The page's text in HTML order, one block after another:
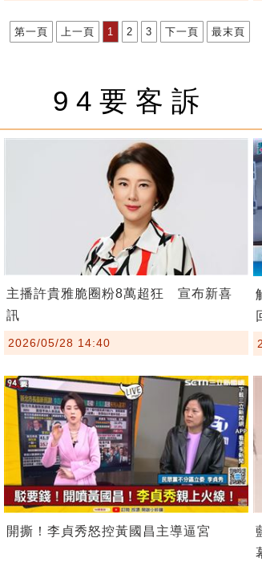
第一頁 上一頁 1 2 3 下一頁 最末頁
94要客訴
主播許貴雅脆圈粉8萬超狂 宣布新喜
訊
2026/05/28 14:40
開撕！李貞秀怒控黃國昌主導逼宮